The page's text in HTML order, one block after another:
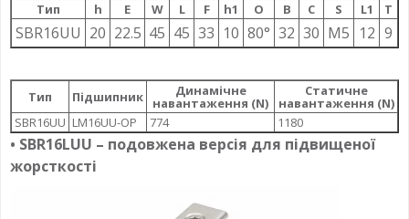
Тип h E W L F h1 О B C S L1 T
SBR16UU 20 22.5 45 45 33 10 80° 32 30 M5 12 9
Тип Підшипник Динамічне
навантаження (N)
Статичне
навантаження (N)
SBR16UU LM16UU-OP 774 1180
• SBR16LUU – подовжена версія для підвищеної
жорсткості